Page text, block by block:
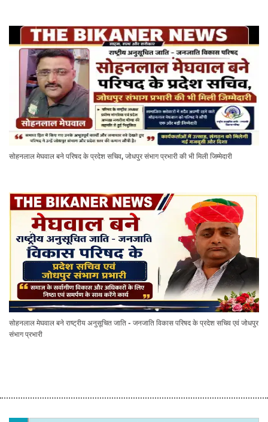
सोहनलाल मेघवाल बने परिषद के प्रदेश सचिव, जोधपुर संभाग प्रभारी की भी मिली जिम्मेदारी
सोहनलाल मेघवाल बने राष्ट्रीय अनुसूचित जाति - जनजाति विकास परिषद के प्रदेश सचिव एवं जोधपुर
संभाग प्रभारी